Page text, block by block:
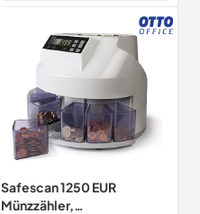
Safescan 1250 EUR
Münzzähler,